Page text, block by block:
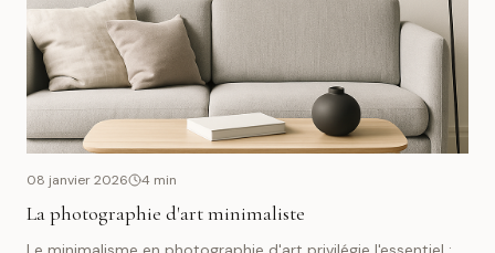
08 janvier 2026 4 min
La photographie d'art minimaliste